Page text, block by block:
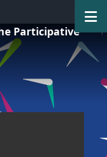
Participative